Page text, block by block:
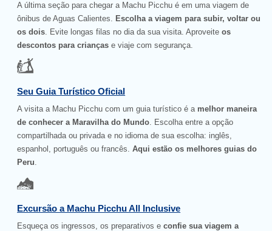
A última seção para chegar a Machu Picchu é em uma viagem de
ônibus de Aguas Calientes. Escolha a viagem para subir, voltar ou
os dois. Evite longas filas no dia da sua visita. Aproveiteos
descontos para crianças e viaje com segurança.
Seu Guia Turístico Oficial
A visita a Machu Picchu com um guia turístico é a melhor maneira
de conhecer a Maravilha do Mundo . Escolha entre a opção
compartilhada ou privada e no idioma de sua escolha: inglês,
espanhol, português ou francês. Aqui estão os melhores guias do
Peru
Excursão a Machu Picchu All Inclusive
Esqueça os ingressos, os preparativos e confie sua viagem a